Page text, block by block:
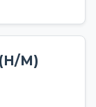
M)